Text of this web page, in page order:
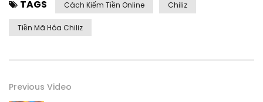
TAGS Cách Kiếm Tiền Online Chiliz
Tiền Mã Hóa Chiliz
Previous Video